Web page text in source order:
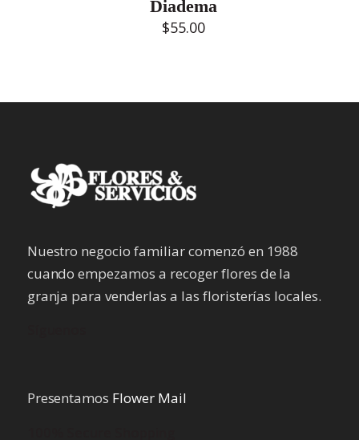
Diadema
$55.00
Nuestro negocio familiar comenzó en 1988
cuando empezamos a recoger flores de la
granja para venderlas a las floristerías locales.
Presentamos Flower Mail